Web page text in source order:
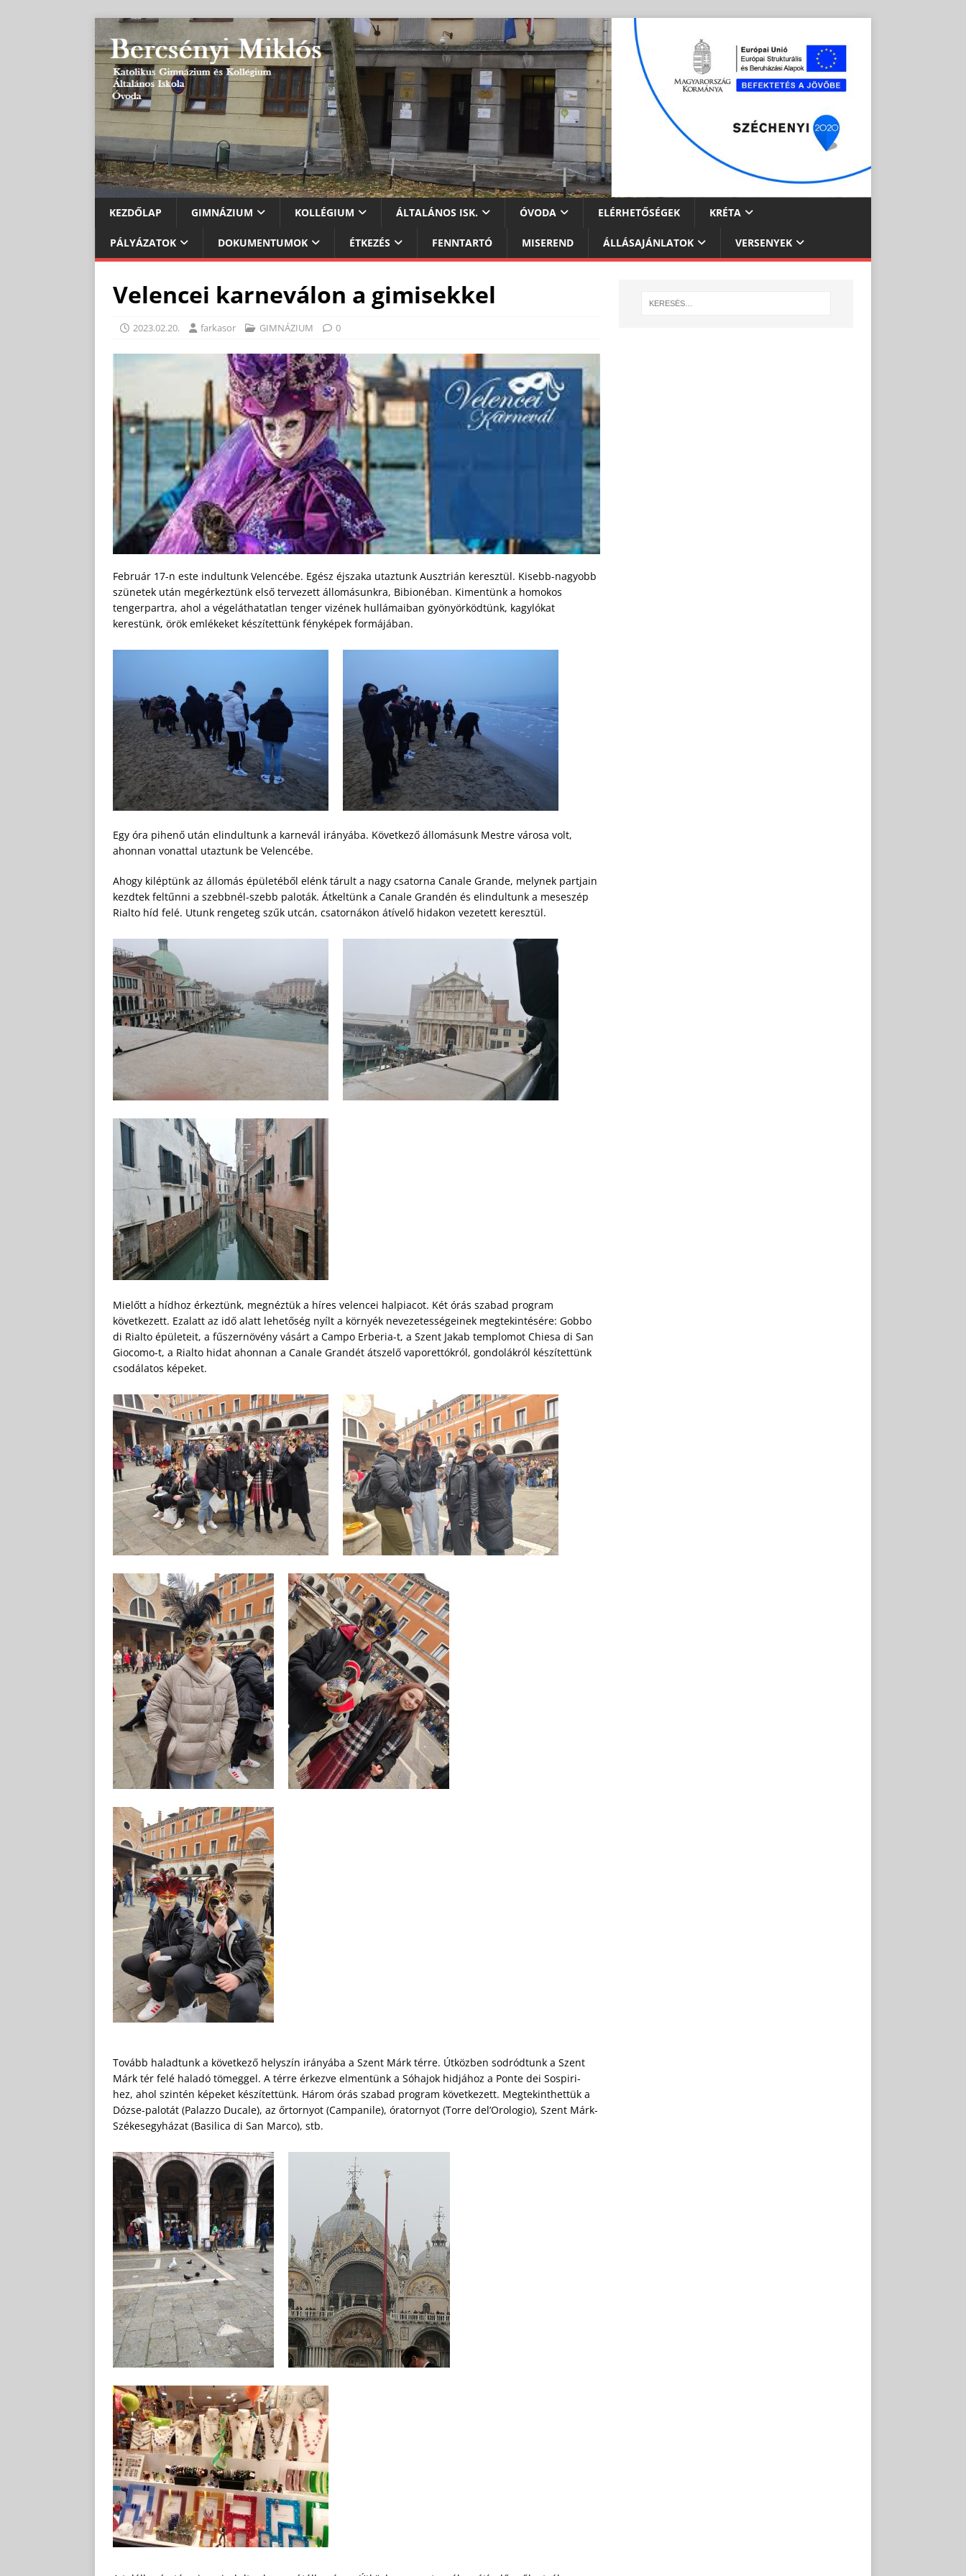
KEZDŐLAP GIMNÁZIUM KOLLÉGIUM ÁLTALÁNOS ISK. ÓVODA ELÉRHETŐSÉGEK KRÉTA
PÁLYÁZATOK DOKUMENTUMOK ÉTKEZÉS FENNTARTÓ MISEREND ÁLLÁSAJÁNLATOK VERSENYEK
Velencei karneválon a gimisekkel
2023.02.20. farkasor GIMNÁZIUM 0
Február 17-n este indultunk Velencébe. Egész éjszaka utaztunk Ausztrián keresztül. Kisebb-nagyobb
szünetek után megérkeztünk első tervezett állomásunkra, Bibionéban. Kimentünk a homokos
tengerpartra, ahol a végeláthatatlan tenger vizének hullámaiban gyönyörködtünk, kagylókat
kerestünk, örök emlékeket készítettünk fényképek formájában.
Egy óra pihenő után elindultunk a karnevál irányába. Következő állomásunk Mestre városa volt,
ahonnan vonattal utaztunk be Velencébe.
Ahogy kiléptünk az állomás épületéből elénk tárult a nagy csatorna Canale Grande, melynek partjain
kezdtek feltűnni a szebbnél-szebb paloták. Átkeltünk a Canale Grandén és elindultunk a meseszép
Rialto híd felé. Utunk rengeteg szűk utcán, csatornákon átívelő hidakon vezetett keresztül.
Mielőtt a hídhoz érkeztünk, megnéztük a híres velencei halpiacot. Két órás szabad program
következett. Ezalatt az idő alatt lehetőség nyílt a környék nevezetességeinek megtekintésére: Gobbo
di Rialto épületeit, a fűszernövény vásárt a Campo Erberia-t, a Szent Jakab templomot Chiesa di San
Giocomo-t, a Rialto hidat ahonnan a Canale Grandét átszelő vaporettókról, gondolákról készítettünk
csodálatos képeket.
Tovább haladtunk a következő helyszín irányába a Szent Márk térre. Útközben sodródtunk a Szent
Márk tér felé haladó tömeggel. A térre érkezve elmentünk a Sóhajok hidjához a Ponte dei Sospiri-
hez, ahol szintén képeket készítettünk. Három órás szabad program következett. Megtekinthettük a
Dózse-palotát (Palazzo Ducale), az őrtornyot (Campanile), óratornyot (Torre del’Orologio), Szent Márk-
Székesegyházat (Basilica di San Marco), stb.